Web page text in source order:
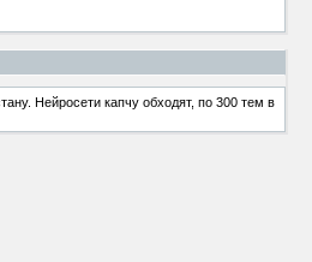
Нейросети капчу обходят, по 300 тем в